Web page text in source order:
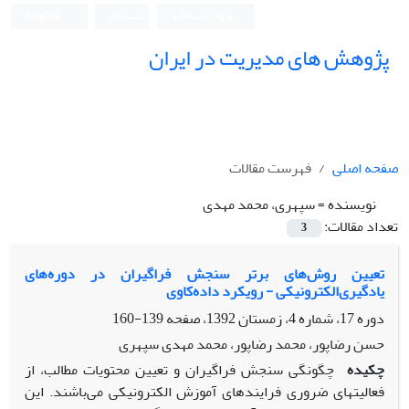
پژوهش های مدیریت در ایران
صفحه اصلی
فهرست مقالات
نویسنده =سپهری، محمد مهدی
تعداد مقالات:
3
تعیین روش‌های برتر سنجش فراگیران در دوره‌های
یادگیری‌الکترونیکی - رویکرد داده‌کاوی
دوره 17، شماره 4، زمستان 1392، صفحه
139-160
حسن رضاپور، محمد رضاپور، محمد مهدی سپهری
چکیده چگونگی سنجش فراگیران و تعیین محتویات مطالب، از
فعالیت‏های ضروری فرایندهای آموزش الکترونیکی می‌باشند. این